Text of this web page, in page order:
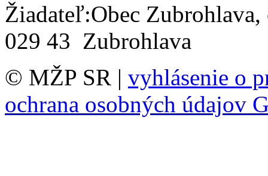
Žiadateľ:Obec
029 43 Zubrohlava
© MŽP SR | vyhlásenie o
ochrana osobných údajov